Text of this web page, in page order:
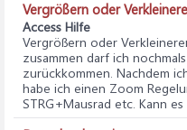
Vergrößern oder
Access Hilfe
Vergrößern oder
zusammen darf ich
zurückkommen. Nachdem
habe ich einen Zoom
STRG+Mausrad etc. Kann es